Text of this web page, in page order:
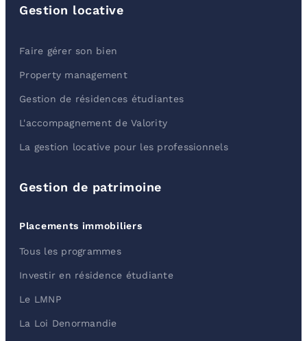
Gestion locative
Faire gérer son bien
Property management
Gestion de résidences étudiantes
L'accompagnement de Valority
La gestion locative pour les professionnels
Gestion de patrimoine
Placements immobiliers
Tous les programmes
Investir en résidence étudiante
Le LMNP
La Loi Denormandie